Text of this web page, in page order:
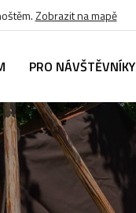
Zobrazit na mapě
PRO NÁVŠTĚVNÍKY